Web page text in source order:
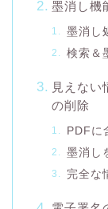
墨消し機
墨消し
検索＆
見えない
の削除
PDFに
墨消し
完全な